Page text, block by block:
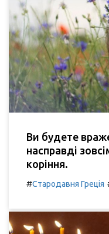
Ви будете
насправді
коріння.
#Стародавня Греція